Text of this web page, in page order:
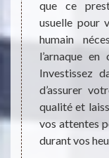
peut
de
une
au
que ce
usuelle pour
humain
l’arnaque
Investissez
d’assurer
qualité et
vos attentes
durant vos